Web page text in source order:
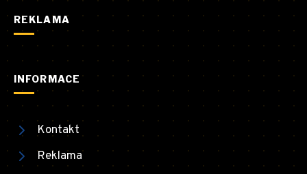
REKLAMA
INFORMACE
Kontakt
Reklama